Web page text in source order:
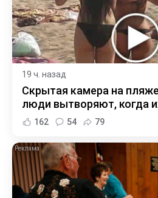
19 ч. назад
Скрытая камера на
люди вытворяют, когда
162 54 79